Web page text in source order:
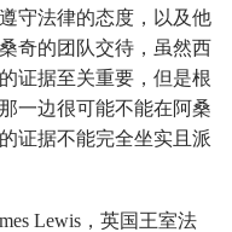
守法律的态度，以及他
奇的团队交待，虽然西
证据至关重要，但是根
一边很可能不能在阿桑
证据不能完全坐实且派
Lewis，英国王室法